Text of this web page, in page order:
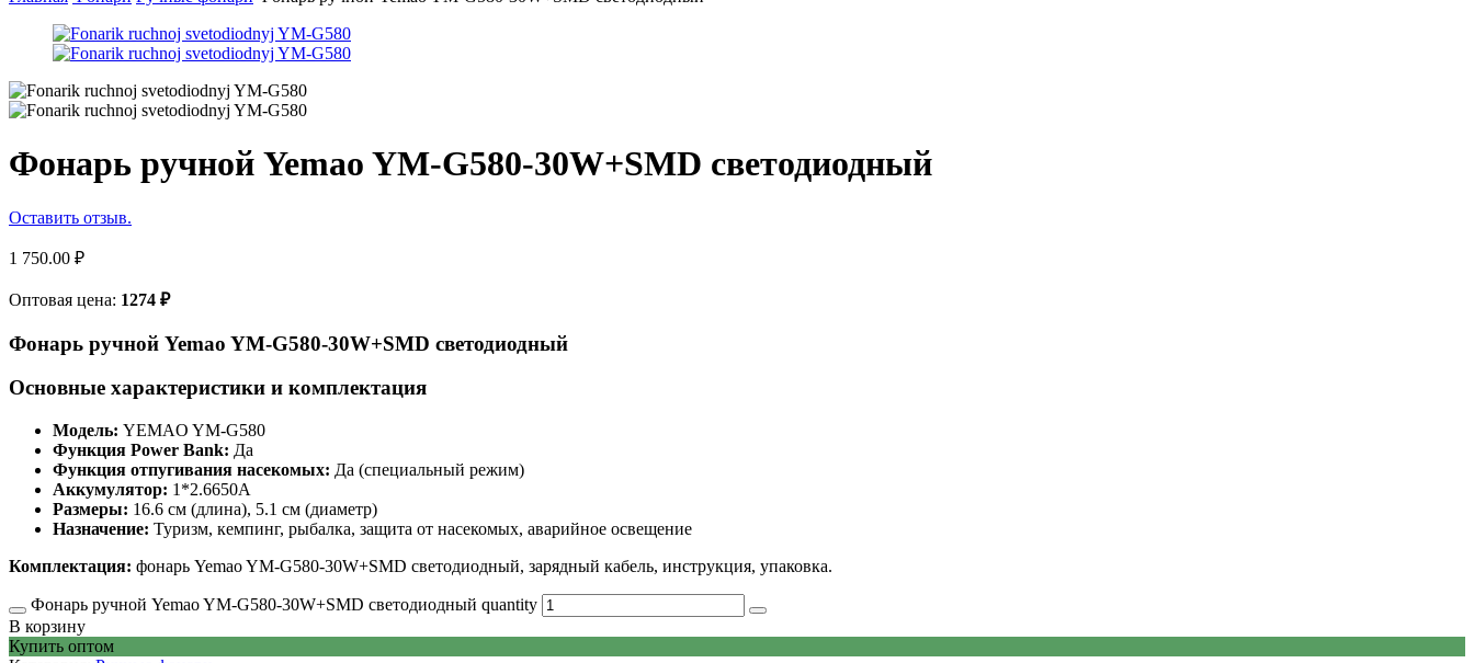
Фонарь ручной Yemao YM-G580-30W+SMD светодиодный
Оставить отзыв.
1 750.00 ₽
Оптовая цена: 1274 ₽
Фонарь ручной Yemao YM-G580-30W+SMD светодиодный
Основные характеристики и комплектация
Модель: YEMAO YM-G580
Функция Power Bank: Да
Функция отпугивания насекомых: Да (специальный режим)
Аккумулятор: 1*2.6650A
Размеры: 16.6 см (длина), 5.1 см (диаметр)
Назначение: Туризм, кемпинг, рыбалка, защита от насекомых, аварийное освещение
Комплектация: фонарь Yemao YM-G580-30W+SMD светодиодный, зарядный кабель, инструкция, упаковка.
Фонарь ручной Yemao YM-G580-30W+SMD светодиодный quantity
В корзину
Купить оптом